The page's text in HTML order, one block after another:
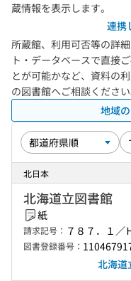
蔵情報を表示します。
連携
所蔵館、利用可否等の詳
ト・データベースで直接
とが可能かなど、資料の
の図書館へご相談くださ
地域
北日本
北海道立図書館
紙
請求記号： ７８７．１／
図書登録番号：
北海道